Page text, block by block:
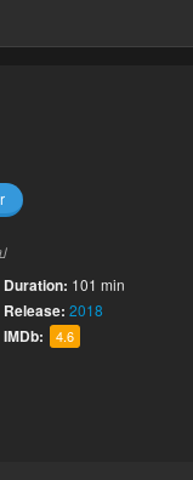
Duration: 101 min
Release: 2018
IMDb: 4.6